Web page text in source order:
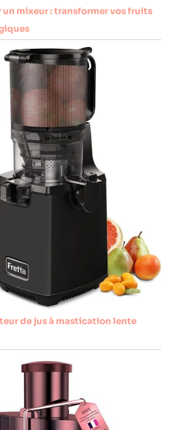
mixeur : transformer vos fruits
de jus à mastication lente